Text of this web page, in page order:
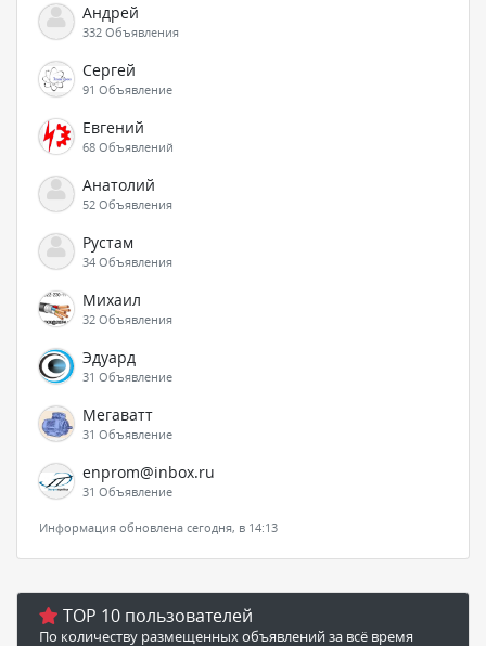
Андрей
332 Объявления
Сергей
91 Объявление
Евгений
68 Объявлений
Анатолий
52 Объявления
Рустам
34 Объявления
Михаил
32 Объявления
Эдуард
31 Объявление
Мегаватт
31 Объявление
enprom@inbox.ru
31 Объявление
Информация обновлена сегодня, в 14:13
TOP 10 пользователей
По количеству размещенных объявлений за всё время